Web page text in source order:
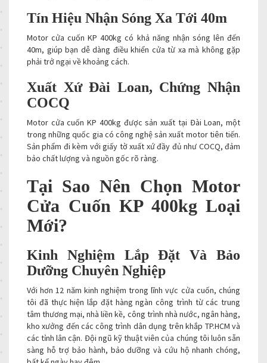
Tín Hiệu Nhận Sóng Xa Tới 40m
Motor cửa cuốn KP 400kg có khả năng nhận sóng lên đến
40m, giúp bạn dễ dàng điều khiển cửa từ xa mà không gặp
phải trở ngại về khoảng cách.
Xuất Xứ Đài Loan, Chứng Nhận
COCQ
Motor cửa cuốn KP 400kg được sản xuất tại Đài Loan, một
trong những quốc gia có công nghệ sản xuất motor tiên tiến.
Sản phẩm đi kèm với giấy tờ xuất xứ đầy đủ như COCQ, đảm
bảo chất lượng và nguồn gốc rõ ràng.
Tại Sao Nên Chọn Motor
Cửa Cuốn KP 400kg Loại
Mới?
Kinh Nghiệm Lắp Đặt Và Bảo
Dưỡng Chuyên Nghiệp
Với hơn 12 năm kinh nghiệm trong lĩnh vực cửa cuốn, chúng
tôi đã thực hiện lắp đặt hàng ngàn công trình từ các trung
tâm thương mại, nhà liền kề, công trình nhà nước, ngân hàng,
kho xưởng đến các công trình dân dụng trên khắp TP.HCM và
các tỉnh lân cận. Đội ngũ kỹ thuật viên của chúng tôi luôn sẵn
sàng hỗ trợ bảo hành, bảo dưỡng và cứu hộ nhanh chóng,